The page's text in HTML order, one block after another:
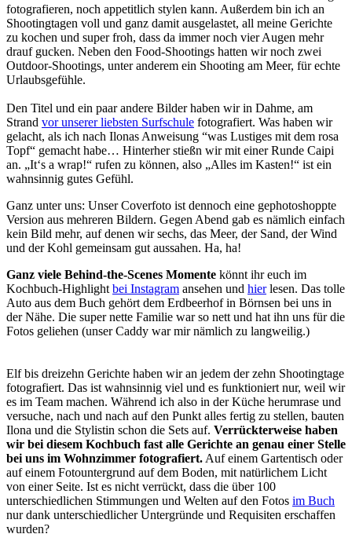
fotografieren, noch appetitlich stylen kann. Außerdem bin ich an
Shootingtagen voll und ganz damit ausgelastet, all meine Gerichte
zu kochen und super froh, dass da immer noch vier Augen mehr
drauf gucken. Neben den Food-Shootings hatten wir noch zwei
Outdoor-Shootings, unter anderem ein Shooting am Meer, für echte
Urlaubsgefühle.
Den Titel und ein paar andere Bilder haben wir in Dahme, am
Strand vor unserer liebsten Surfschule fotografiert. Was haben wir
gelacht, als ich nach Ilonas Anweisung “was Lustiges mit dem rosa
Topf“ gemacht habe… Hinterher stießn wir mit einer Runde Caipi
an. „It‘s a wrap!“ rufen zu können, also „Alles im Kasten!“ ist ein
wahnsinnig gutes Gefühl.
Ganz unter uns: Unser Coverfoto ist dennoch eine gephotoshoppte
Version aus mehreren Bildern. Gegen Abend gab es nämlich einfach
kein Bild mehr, auf denen wir sechs, das Meer, der Sand, der Wind
und der Kohl gemeinsam gut aussahen. Ha, ha!
Ganz viele Behind-the-Scenes Momente könnt ihr euch im
Kochbuch-Highlight bei Instagram ansehen und hierlesen. Das tolle
Auto aus dem Buch gehört dem Erdbeerhof in Börnsen bei uns in
der Nähe. Die super nette Familie war so nett und hat ihn uns für die
Fotos geliehen (unser Caddy war mir nämlich zu langweilig.)
Elf bis dreizehn Gerichte haben wir an jedem der zehn Shootingtage
fotografiert. Das ist wahnsinnig viel und es funktioniert nur, weil wir
es im Team machen. Während ich also in der Küche herumrase und
versuche, nach und nach auf den Punkt alles fertig zu stellen, bauten
Ilona und die Stylistin schon die Sets auf. Verrückterweise haben
wir bei diesem Kochbuch fast alle Gerichte an genau einer Stelle
bei uns im Wohnzimmer fotografiert. Auf einem Gartentisch oder
auf einem Fotountergrund auf dem Boden, mit natürlichem Licht
von einer Seite. Ist es nicht verrückt, dass die über 100
unterschiedlichen Stimmungen und Welten auf den Fotos im Buch
nur dank unterschiedlicher Untergründe und Requisiten erschaffen
wurden?